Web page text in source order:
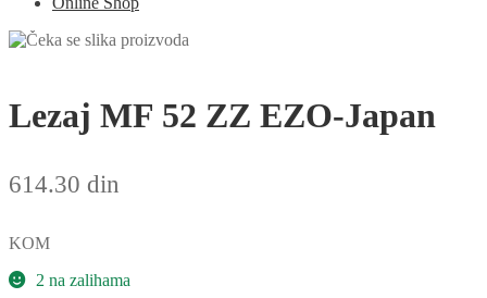
Lezaj MF 52 ZZ EZO-Japan
614.30 din
KOM
2 na zalihama